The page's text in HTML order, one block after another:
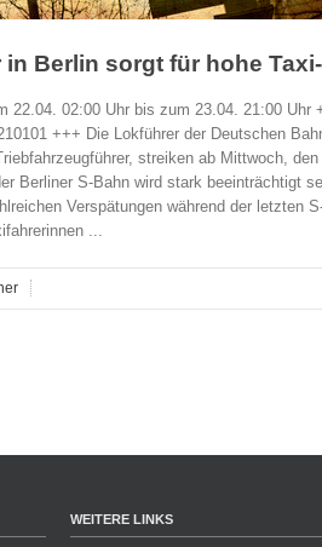
Berlin sorgt für hohe
22.04. 02:00 Uhr bis zum 23.04. 21:00 Uhr
+++ Die Lokführer der Deutschen
streiken ab Mittwoch,
Berliner S-Bahn wird stark beeinträchtigt
Verspätungen während der letzten
...
WEITERE LINKS